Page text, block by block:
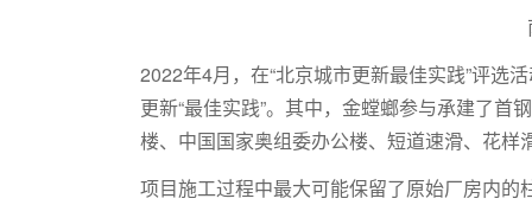
2022年4月，在“北京城市更新最佳实践”评选
更新“最佳实践”。其中，金螳螂参与承建了
楼、中国国家奥组委办公楼、短道速滑、花
项目施工过程中最大可能保留了原始厂房内的